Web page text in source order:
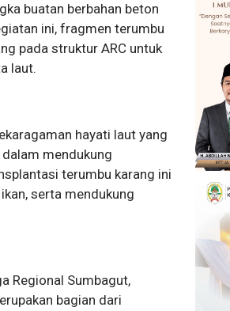
buatan berbahan beton
ini, fragmen terumbu
pada struktur ARC untuk
laut.
hayati laut yang
mendukung
terumbu karang ini
serta mendukung
Regional Sumbagut,
bagian dari